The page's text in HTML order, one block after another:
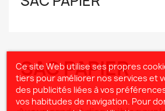
SAC PAPIER
Ce site Web utilise ses propres
tiers pour améliorer nos services et
des publicités liées à vos
vos habitudes de navigation. Pour